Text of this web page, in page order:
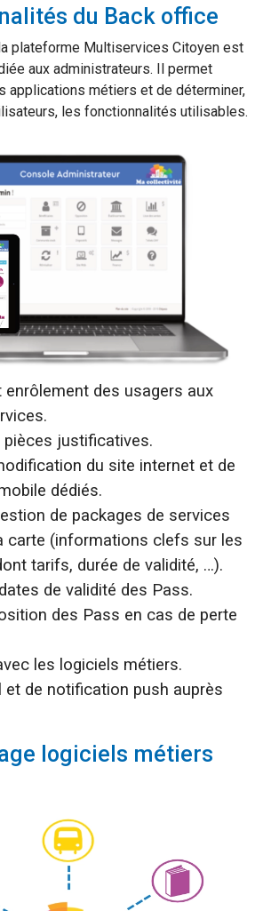
du Back office
plateforme Multiservices Citoyen est
aux administrateurs. Il permet
applications métiers et de déterminer,
les fonctionnalités utilisables.
enrôlement des usagers aux
pièces justificatives.
du site internet et de
dédiés.
de packages de services
carte (informations clefs sur les
tarifs, durée de validité, …).
de validité des Pass.
des Pass en cas de perte
les logiciels métiers.
et de notification push auprès
logiciels métiers